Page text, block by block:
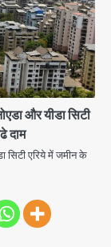
और यीडा सिटी
दाम
सिटी एरिये में जमीन के
बने
ने जताया
स्कूल में
खान का